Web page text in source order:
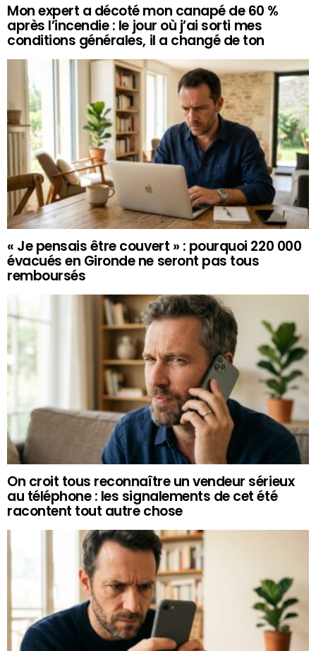
Mon expert a décoté mon canapé de 60 %
après l’incendie : le jour où j’ai sorti mes
conditions générales, il a changé de ton
« Je pensais être couvert » : pourquoi 220 000
évacués en Gironde ne seront pas tous
remboursés
On croit tous reconnaître un vendeur sérieux
au téléphone : les signalements de cet été
racontent tout autre chose